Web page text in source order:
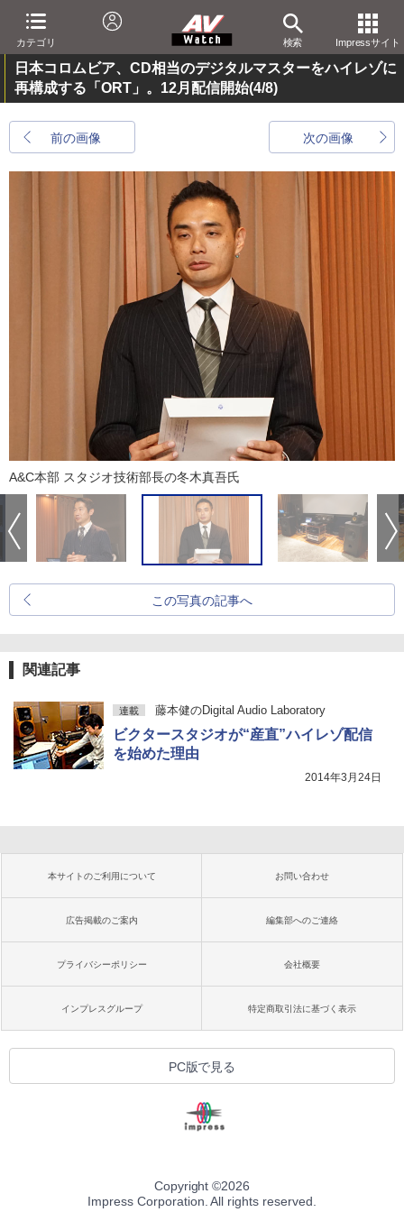
カテゴリ 検索 Impressサイト
日本コロムビア、CD相当のデジタルマスターをハイレゾに
再構成する「ORT」。12月配信開始(4/8)
前の画像 次の画像
A&C本部 スタジオ技術部長の冬木真吾氏
この写真の記事へ
関連記事
連載 藤本健のDigital Audio Laboratory
ビクタースタジオが“産直”ハイレゾ配信
を始めた理由
2014年3月24日
本サイトのご利用について お問い合わせ
広告掲載のご案内 編集部へのご連絡
プライバシーポリシー 会社概要
インプレスグループ 特定商取引法に基づく表示
PC版で見る
Copyright ©2026
Impress Corporation. All rights reserved.